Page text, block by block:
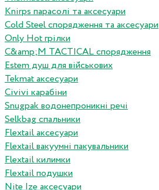
Knirps парасолі та аксесуари
Cold Steel спорядження та аксесуари
Only Hot грілки
C&amp;M TACTICAL спорядження
Estem душ для військових
Tekmat аксесуари
Сivivi карабіни
Snugpak водонепроникні речі
Selkbag спальники
Flextail аксесуари
Flextail вакуумні пакувальники
Flextail килимки
Flextail подушки
Nite Ize аксесуари